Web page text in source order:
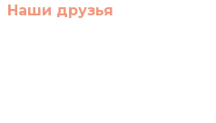
Наши друзья